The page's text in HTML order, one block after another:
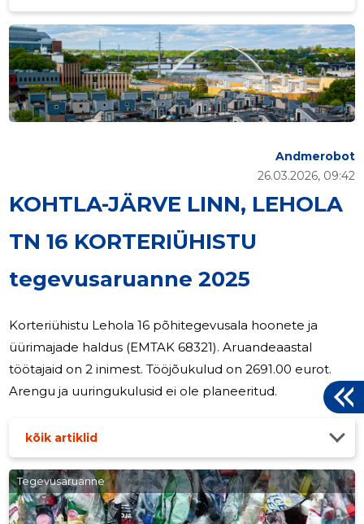
KOHTLA-JÄRVE LINN, LEHOLA
TN 16 KORTERIÜHISTU
tegevusaruanne 2025
26.03.2026, 09:42
Andmerobot
Korteriühistu Lehola 16 põhitegevusala hoonete ja
üürimajade haldus (EMTAK 68321). Aruandeaastal
töötajaid on 2 inimest. Tööjõukulud on 2691.00 eurot.
Arengu ja uuringukulusid ei ole planeeritud.
kõik artiklid
Tegevusaruanne